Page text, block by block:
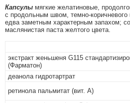
Капсулы мягкие желатиновые,
с продольным швом, темно-
едва заметным характерным запахом;
маслянистая паста желтого цвета.
экстракт женьшеня G115
(Фарматон)
деанола гидротартрат
ретинола пальмитат (вит. А)